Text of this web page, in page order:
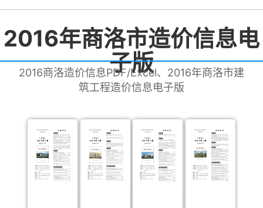
2016年商洛市造价信息电
子版
2016商洛造价信息PDF/Excel、2016年商洛市建
筑工程造价信息电子版